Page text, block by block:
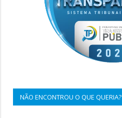
NÃO ENCONTROU O QUE QUERIA?